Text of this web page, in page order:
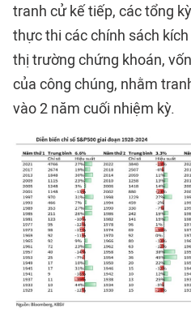
tranh cử kế tiếp, các tổng
thực thi các chính sách
thị trường chứng khoán,
của công chúng, nhằm
vào 2 năm cuối nhiệm kỳ.